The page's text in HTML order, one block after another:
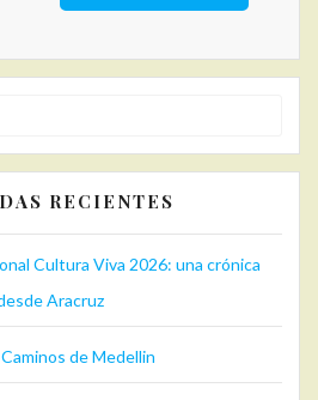
RECIENTES
Cultura Viva 2026: una crónica
Aracruz
de Medellin